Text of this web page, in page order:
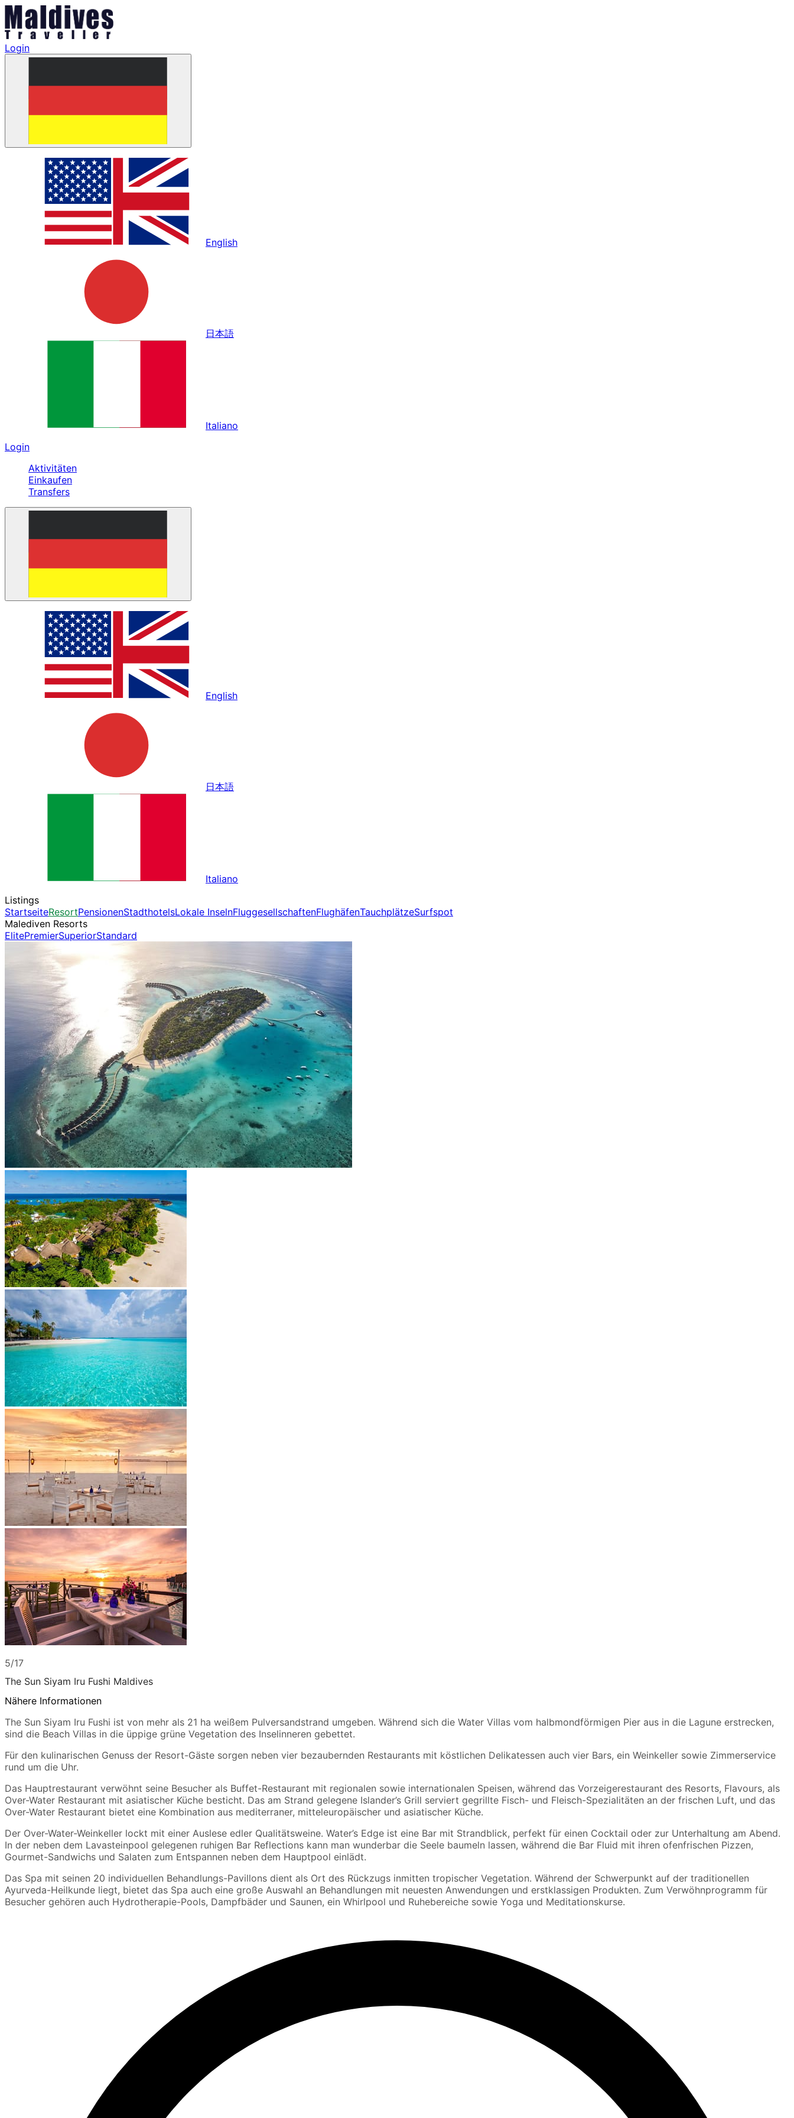
Login
English
日本語
Italiano
Login
Aktivitäten
Einkaufen
Transfers
English
日本語
Italiano
Listings
StartseiteResortPensionenStadthotelsLokale InselnFluggesellschaftenFlughäfenTauchplätzeSurfspot
Malediven Resorts
ElitePremierSuperiorStandard
5/17
The Sun Siyam Iru Fushi Maldives
Nähere Informationen
The Sun Siyam Iru Fushi ist von mehr als 21 ha weißem Pulversandstrand umgeben. Während sich die Water Villas vom halbmondförmigen Pier aus in die Lagune erstrecken,
sind die Beach Villas in die üppige grüne Vegetation des Inselinneren gebettet.
Für den kulinarischen Genuss der Resort-Gäste sorgen neben vier bezaubernden Restaurants mit köstlichen Delikatessen auch vier Bars, ein Weinkeller sowie Zimmerservice
rund um die Uhr.
Das Hauptrestaurant verwöhnt seine Besucher als Buffet-Restaurant mit regionalen sowie internationalen Speisen, während das Vorzeigerestaurant des Resorts, Flavours, als
Over-Water Restaurant mit asiatischer Küche besticht. Das am Strand gelegene Islander’s Grill serviert gegrillte Fisch- und Fleisch-Spezialitäten an der frischen Luft, und das
Over-Water Restaurant bietet eine Kombination aus mediterraner, mitteleuropäischer und asiatischer Küche.
Der Over-Water-Weinkeller lockt mit einer Auslese edler Qualitätsweine. Water’s Edge ist eine Bar mit Strandblick, perfekt für einen Cocktail oder zur Unterhaltung am Abend.
In der neben dem Lavasteinpool gelegenen ruhigen Bar Reflections kann man wunderbar die Seele baumeln lassen, während die Bar Fluid mit ihren ofenfrischen Pizzen,
Gourmet-Sandwichs und Salaten zum Entspannen neben dem Hauptpool einlädt.
Das Spa mit seinen 20 individuellen Behandlungs-Pavillons dient als Ort des Rückzugs inmitten tropischer Vegetation. Während der Schwerpunkt auf der traditionellen
Ayurveda-Heilkunde liegt, bietet das Spa auch eine große Auswahl an Behandlungen mit neuesten Anwendungen und erstklassigen Produkten. Zum Verwöhnprogramm für
Besucher gehören auch Hydrotherapie-Pools, Dampfbäder und Saunen, ein Whirlpool und Ruhebereiche sowie Yoga und Meditationskurse.